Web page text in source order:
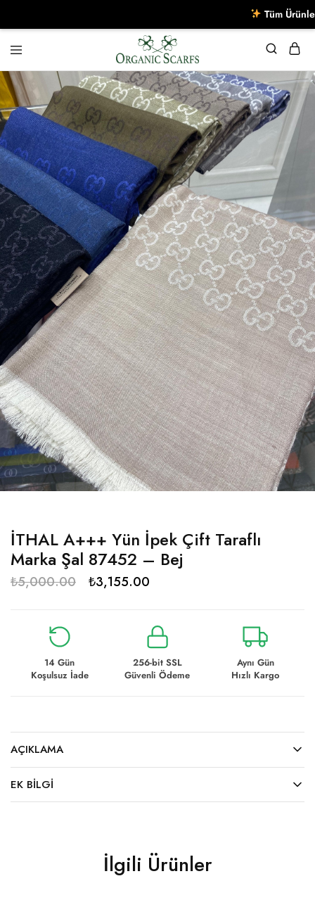
Organikscarf
İTHAL A+++ Yün İpek Çift Taraflı
Marka Şal 87452 – Bej
₺5,000.00 ₺3,155.00
14 Gün
Koşulsuz İade
256-bit SSL
Güvenli Ödeme
Aynı Gün
Hızlı Kargo
AÇIKLAMA
EK BILGI
İlgili Ürünler
Tüm Ürünlerde